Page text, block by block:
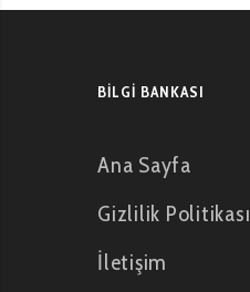
BILGI BANKASI
Ana Sayfa
Gizlilik Politikası
İletişim